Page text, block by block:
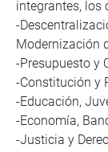
integrantes, los
-
Modernización
-Presupuesto y
-Constitución y
-Educación,
-Economía,
-Justicia y